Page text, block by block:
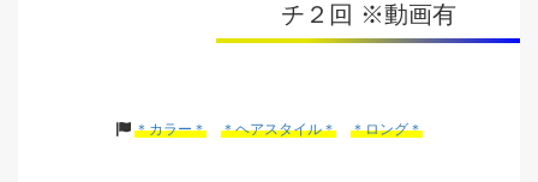
チ２回 ※動画有
＊カラー＊ ＊ヘアスタイル＊ ＊ロング＊